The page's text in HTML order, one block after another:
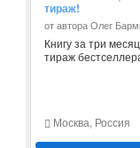
тираж!
от автора Олег
Книгу за три
тираж
Москва, Россия